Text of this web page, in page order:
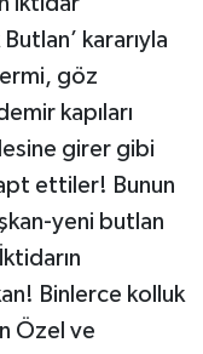
kararıyla
göz
kapıları
girer gibi
ettiler! Bunun
yeni butlan
Binlerce kolluk
Özel ve